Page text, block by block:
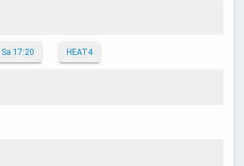
Sa 17:20 HEAT4